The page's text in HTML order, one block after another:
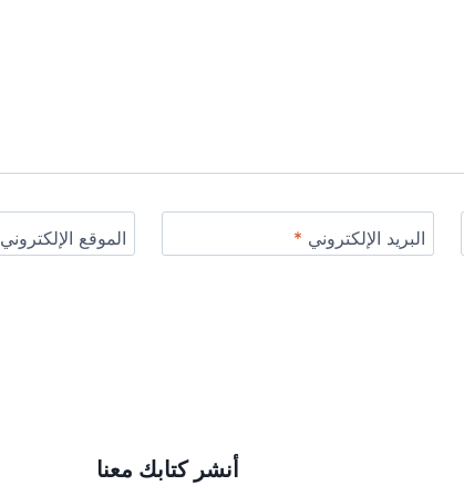
البريد الإلكتروني * الموقع الإلكتروني
أنشر كتابك معنا